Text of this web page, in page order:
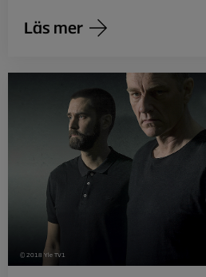
Läs mer
© 2018 Yle TV1